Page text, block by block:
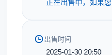
正在出售中，如果
出售时间
2025-01-30 20:50